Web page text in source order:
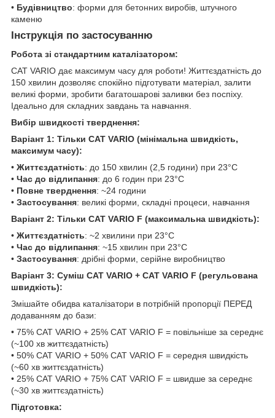
• Будівництво: форми для бетонних виробів, штучного
каменю
Інструкція по застосуванню
Робота зі стандартним каталізатором:
CAT VARIO дає максимум часу для роботи! Життєздатність до
150 хвилин дозволяє спокійно підготувати матеріал, залити
великі форми, зробити багатошарові заливки без поспіху.
Ідеально для складних завдань та навчання.
Вибір швидкості тверднення:
Варіант 1: Тільки CAT VARIO (мінімальна швидкість,
максимум часу):
• Життєздатність: до 150 хвилин (2,5 години) при 23°C
• Час до відлипання: до 6 годин при 23°C
• Повне тверднення: ~24 години
• Застосування: великі форми, складні процеси, навчання
Варіант 2: Тільки CAT VARIO F (максимальна швидкість):
• Життєздатність: ~2 хвилини при 23°C
• Час до відлипання: ~15 хвилин при 23°C
• Застосування: дрібні форми, серійне виробництво
Варіант 3: Суміш CAT VARIO + CAT VARIO F (регульована
швидкість):
Змішайте обидва каталізатори в потрібній пропорції ПЕРЕД
додаванням до бази:
• 75% CAT VARIO + 25% CAT VARIO F = повільніше за середнє
(~100 хв життєздатність)
• 50% CAT VARIO + 50% CAT VARIO F = середня швидкість
(~60 хв життєздатність)
• 25% CAT VARIO + 75% CAT VARIO F = швидше за середнє
(~30 хв життєздатність)
Підготовка: